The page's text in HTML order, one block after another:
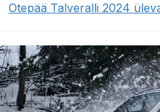
Otepää Talveralli 2024